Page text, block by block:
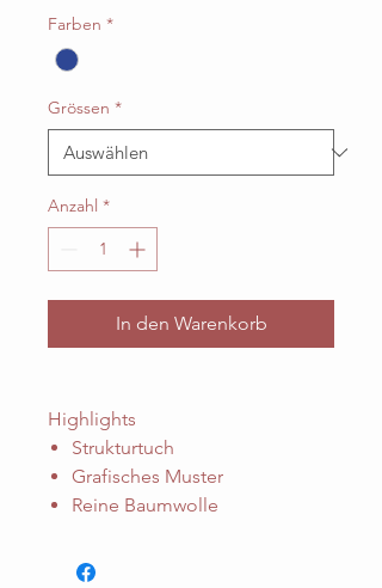
Farben *
Grössen *
Anzahl *
In den Warenkorb
Highlights
Strukturtuch
Grafisches Muster
Reine Baumwolle